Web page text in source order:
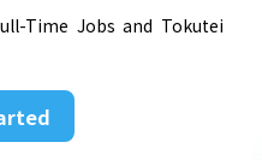
Time Jobs and Tokutei